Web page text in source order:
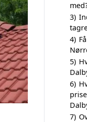
3)
4)
5)
6)
7)